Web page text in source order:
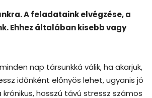
A feladataink elvégzése, a
Ehhez általában kisebb vagy
nap társunkká válik, ha akarjuk,
időnként előnyös lehet, ugyanis jó
hosszú távú stressz számos